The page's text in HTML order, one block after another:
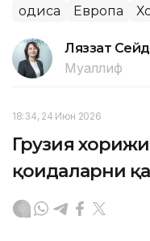
Ҳодиса Европа
Ляззат
Муаллиф
18:34, 24 Июн 2026
Грузия
қоидаларни